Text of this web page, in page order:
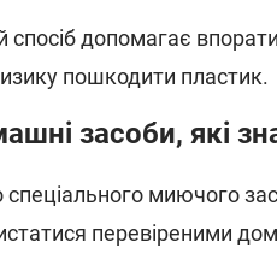
спосіб допомагає
пошкодити пластик.
засоби, які
миючого
перевіреними